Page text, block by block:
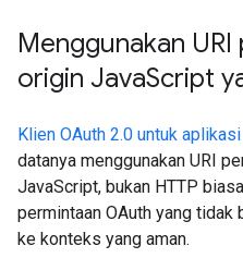
Menggunakan
origin JavaScript
Klien OAuth 2.0 untuk
datanya menggunakan URI
JavaScript, bukan HTTP
permintaan OAuth yang
ke konteks yang aman.